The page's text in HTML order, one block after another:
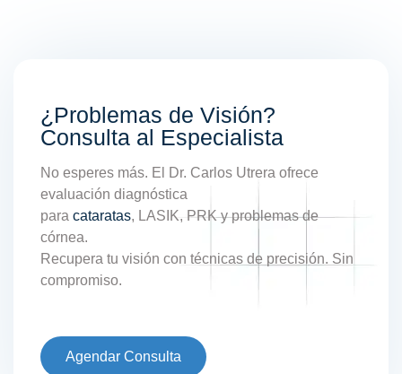
¿Problemas de Visión?
Consulta al Especialista
No esperes más. El Dr. Carlos Utrera ofrece
evaluación diagnóstica
para cataratas, LASIK, PRK y problemas de
córnea.
Recupera tu visión con técnicas de precisión. Sin
compromiso.
Agendar Consulta